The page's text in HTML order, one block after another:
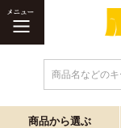
商品名などの
商品から選ぶ